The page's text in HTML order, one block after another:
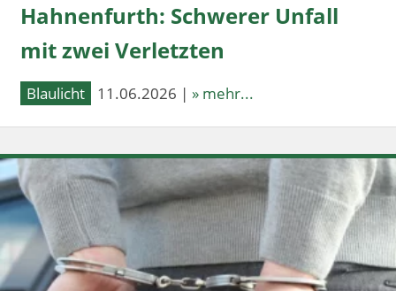
Hahnenfurth: Schwerer Unfall
mit zwei Verletzten
Blaulicht 11.06.2026 | » mehr...